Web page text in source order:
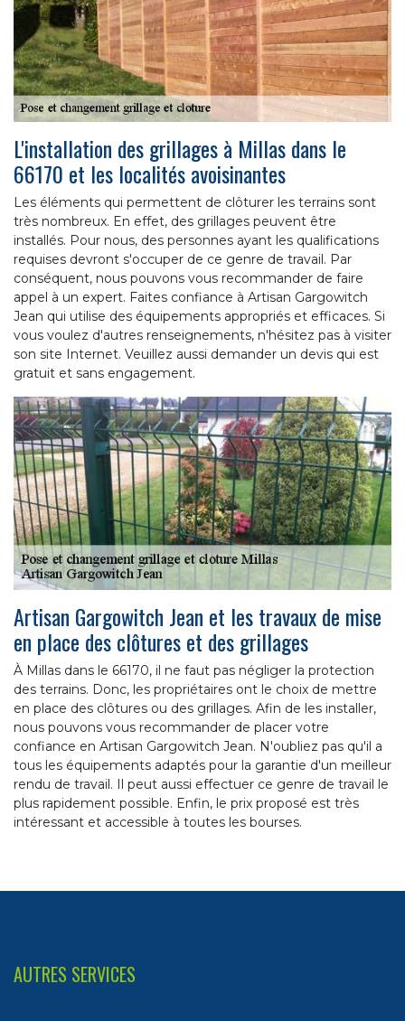
L'installation des grillages à Millas dans le
66170 et les localités avoisinantes
Les éléments qui permettent de clôturer les terrains sont
très nombreux. En effet, des grillages peuvent être
installés. Pour nous, des personnes ayant les qualifications
requises devront s'occuper de ce genre de travail. Par
conséquent, nous pouvons vous recommander de faire
appel à un expert. Faites confiance à Artisan Gargowitch
Jean qui utilise des équipements appropriés et efficaces. Si
vous voulez d'autres renseignements, n'hésitez pas à visiter
son site Internet. Veuillez aussi demander un devis qui est
gratuit et sans engagement.
Artisan Gargowitch Jean et les travaux de mise
en place des clôtures et des grillages
À Millas dans le 66170, il ne faut pas négliger la protection
des terrains. Donc, les propriétaires ont le choix de mettre
en place des clôtures ou des grillages. Afin de les installer,
nous pouvons vous recommander de placer votre
confiance en Artisan Gargowitch Jean. N'oubliez pas qu'il a
tous les équipements adaptés pour la garantie d'un meilleur
rendu de travail. Il peut aussi effectuer ce genre de travail le
plus rapidement possible. Enfin, le prix proposé est très
intéressant et accessible à toutes les bourses.
AUTRES SERVICES